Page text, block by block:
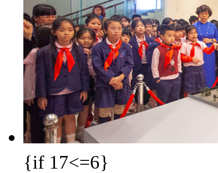
{if 17<=6}